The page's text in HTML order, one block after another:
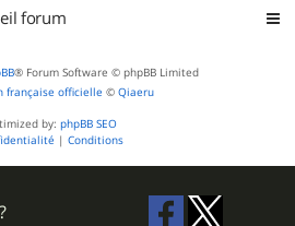
forum
® Forum Software © phpBB Limited
française officielle © Qiaeru
by: phpBB SEO
| Conditions